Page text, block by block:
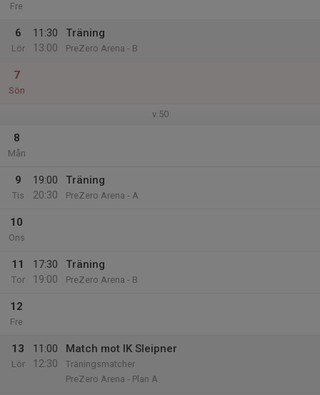
Fre
6
Lör
11:30
13:00
Träning
PreZero Arena - B
7
Sön
v.50
8
Mån
9
Tis
19:00
20:30
Träning
PreZero Arena - A
10
Ons
11
Tor
17:30
19:00
Träning
PreZero Arena - B
12
Fre
13
Lör
11:00
12:30
Match mot IK Sleipner
Träningsmatcher
PreZero Arena - Plan A